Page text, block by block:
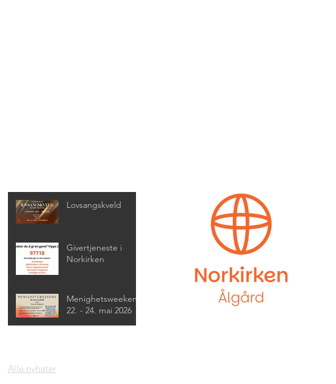
Lovsangskveld
Givertjeneste i
Norkirken
Menighetsweekend
22. - 24. mai 2026
Alle nyheter